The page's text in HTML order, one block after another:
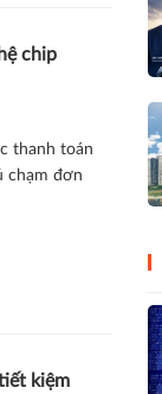
chip
thanh toán
chạm đơn
kiệm